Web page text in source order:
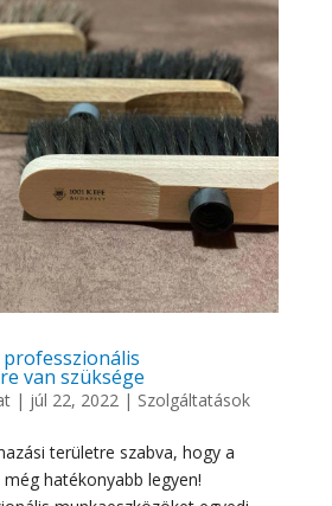
van szüksége
| júl 22, 2022| Szolgáltatások
területre szabva, hogy a
hatékonyabb legyen!